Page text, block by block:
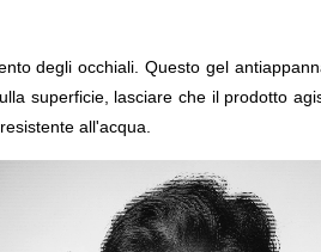
degli occhiali. Questo gel
superficie, lasciare che il prodotto
all'acqua.